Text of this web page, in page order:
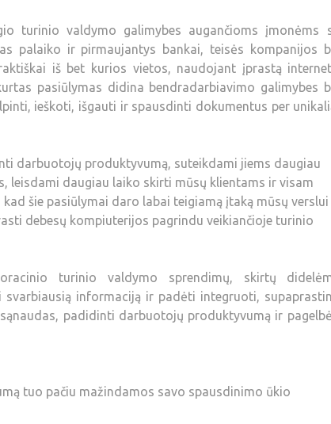
turinio valdymo galimybes augančioms įmonėms
palaiko ir pirmaujantys bankai, teisės kompanijos
iš bet kurios vietos, naudojant įprastą
pasiūlymas didina bendradarbiavimo galimybes
ieškoti, išgauti ir spausdinti dokumentus per
darbuotojų produktyvumą, suteikdami jiems daugiau
leisdami daugiau laiko skirti mūsų klientams ir visam
šie pasiūlymai daro labai teigiamą įtaką mūsų verslui
debesų kompiuterijos pagrindu veikiančioje turinio
turinio valdymo sprendimų, skirtų
informaciją ir padėti integruoti,
padidinti darbuotojų produktyvumą ir
tuo pačiu mažindamos savo spausdinimo ūkio